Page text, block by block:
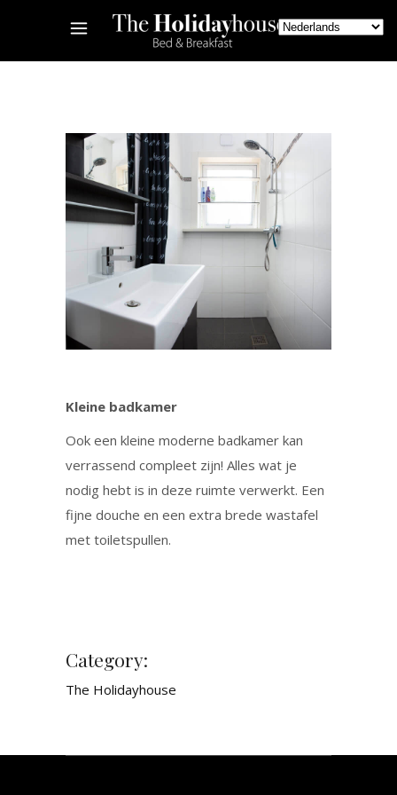
Kleine badkamer
Ook een kleine moderne badkamer kan
verrassend compleet zijn! Alles wat je
nodig hebt is in deze ruimte verwerkt. Een
fijne douche en een extra brede wastafel
met toiletspullen.
Category:
The Holidayhouse